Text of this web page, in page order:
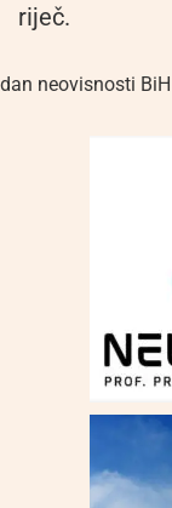
riječ.
dan neovisnosti BiH